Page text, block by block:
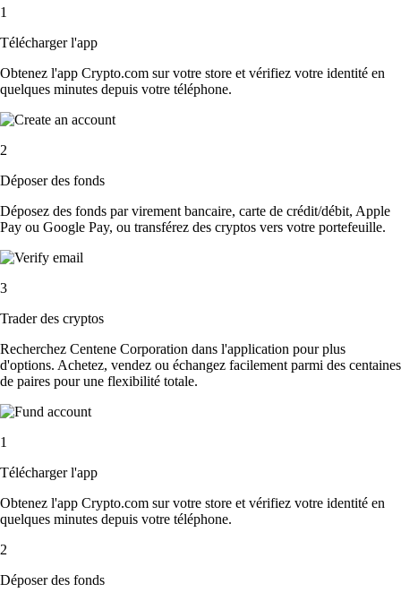
1
Télécharger l'app
Obtenez l'app Crypto.com sur votre store et vérifiez votre identité en
quelques minutes depuis votre téléphone.
2
Déposer des fonds
Déposez des fonds par virement bancaire, carte de crédit/débit, Apple
Pay ou Google Pay, ou transférez des cryptos vers votre portefeuille.
3
Trader des cryptos
Recherchez Centene Corporation dans l'application pour plus
d'options. Achetez, vendez ou échangez facilement parmi des centaines
de paires pour une flexibilité totale.
1
Télécharger l'app
Obtenez l'app Crypto.com sur votre store et vérifiez votre identité en
quelques minutes depuis votre téléphone.
2
Déposer des fonds